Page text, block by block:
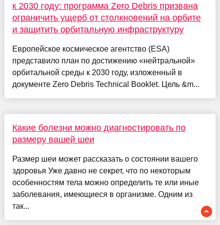
к 2030 году: программа Zero Debris призвана
ограничить ущерб от столкновений на орбите
и защитить орбитальную инфраструктуру
Европейское космическое агентство (ESA)
представило план по достижению «нейтральной»
орбитальной среды к 2030 году, изложенный в
документе Zero Debris Technical Booklet. Цель &m...
Какие болезни можно диагностировать по
размеру вашей шеи
Размер шеи может рассказать о состоянии вашего
здоровья Уже давно не секрет, что по некоторым
особенностям тела можно определить те или иные
заболевания, имеющиеся в организме. Одним из
так...